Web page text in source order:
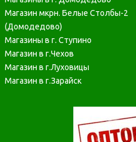
Магазин мкрн. Белые Столбы-2
(Домодедово)
Магазины в г. Ступино
Магазин в г.Чехов
Магазин в г.Луховицы
Магазин в г.Зарайск